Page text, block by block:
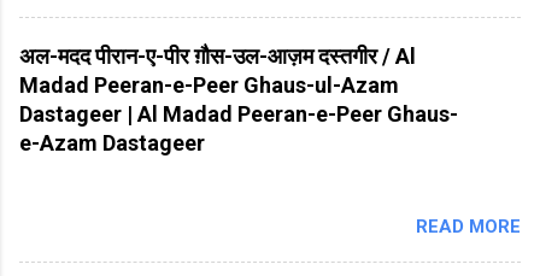
अल-मदद पीरान-ए-पीर ग़ौस-उल-आज़म दस्तगीर / Al
Madad Peeran-e-Peer Ghaus-ul-Azam
Dastageer | Al Madad Peeran-e-Peer Ghaus-
e-Azam Dastageer
READ MORE